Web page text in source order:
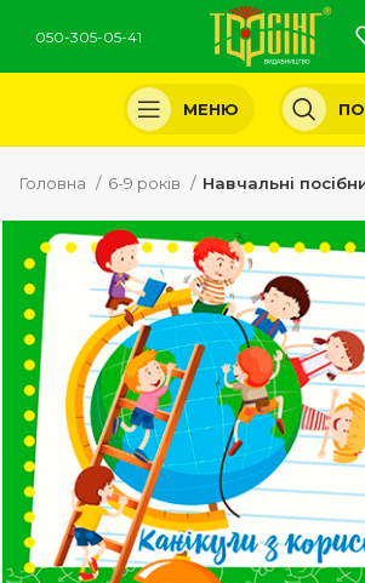
050-305-05-41
МЕНЮ
Головна 6-9 років Навчальні